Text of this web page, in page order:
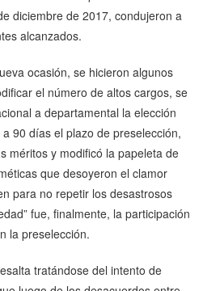
diciembre de 2017, condujeron a
alcanzados.
ocasión, se hicieron algunos
el número de altos cargos, se
a departamental la elección
90 días el plazo de preselección,
méritos y modificó la papeleta de
que desoyeron el clamor
para no repetir los desastrosos
fue, finalmente, la participación
la preselección.
tratándose del intento de